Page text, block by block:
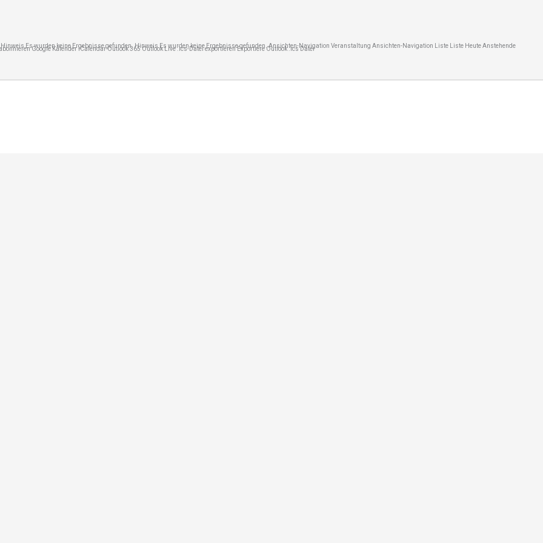
Es wurden keine Ergebnisse gefunden. Hinweis Es wurden keine Ergebnisse gefunden. Ansichten-Navigation Veranstaltung Ansichten-Navigation Liste Liste Heute Anstehende
Google Kalender iCalendar Outlook 365 Outlook Live .ics-Datei exportieren Exportiere Outlook .ics Datei